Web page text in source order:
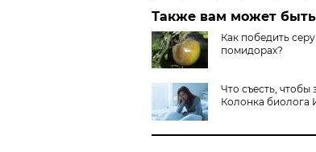
Также вам может
Как победить
помидорах?
Что съесть, чтобы
Колонка биолога